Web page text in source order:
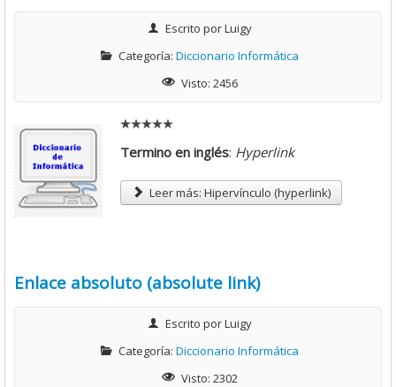
/
Escrito porLuigy
Categoría:Diccionario Informática
Visto: 2456
Termino en inglés: Hyperlink
Leer más: Hipervínculo (hyperlink)
Enlace absoluto (absolute link)
Escrito porLuigy
Categoría:Diccionario Informática
Visto: 2302